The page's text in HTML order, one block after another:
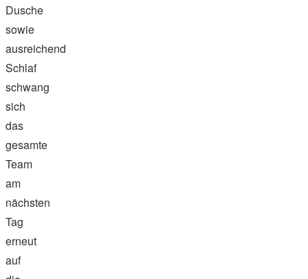
Dusche
sowie
ausreichend
Schlaf
schwang
sich
das
gesamte
Team
am
nächsten
Tag
erneut
auf